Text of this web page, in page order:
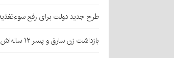
طرح جدید دولت برای رفع
بازداشت زن سارق و پسر ۱۲ ساله‌اش در کرمان